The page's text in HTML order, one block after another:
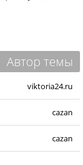
Автор темы
viktoria24.ru
cazan
cazan